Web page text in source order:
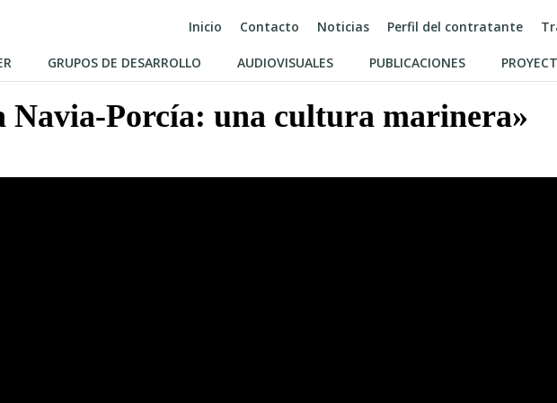
Inicio Contacto Noticias Perfil del contratante
GRUPOS DE DESARROLLO AUDIOVISUALES PUBLICACIONES
Navia-Porcía: una cultura marinera»